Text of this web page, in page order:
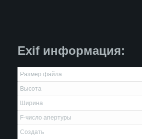
Exif информация:
Размер файла
Высота
Ширина
F-число апертуры
Создать